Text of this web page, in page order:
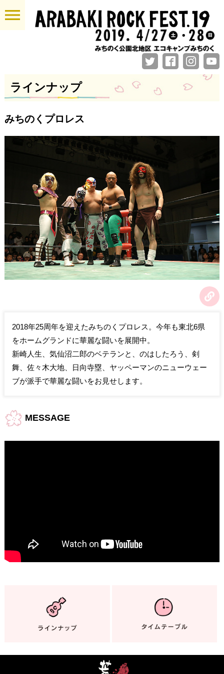
menu
ラインナップ
みちのくプロレス
2018年25周年を迎えたみちのくプロレス。今年も東北6県
をホームグランドに華麗な闘いを展開中。
新崎人生、気仙沼二郎のベテランと、のはしたろう、剣
舞、佐々木大地、日向寺塁、ヤッペーマンのニューウェー
ブが派手で華麗な闘いをお見せします。
MESSAGE